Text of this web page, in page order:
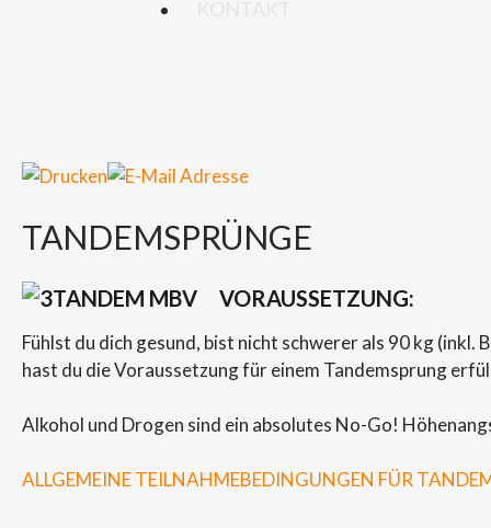
TANDEMSPRÜNGE
VORAUSSETZUNG:
Fühlst du dich gesund, bist nicht schwerer als 90 kg
hast du die Voraussetzung für einem Tandemsprung
Alkohol und Drogen sind ein absolutes No-Go!
ALLGEMEINE TEILNAHMEBEDINGUNGEN FÜR